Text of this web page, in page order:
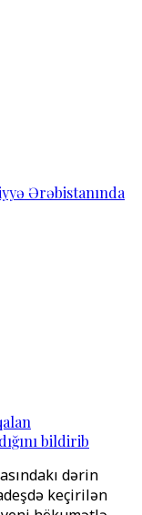
Ərəbistanında
bildirib
dərin
keçirilən